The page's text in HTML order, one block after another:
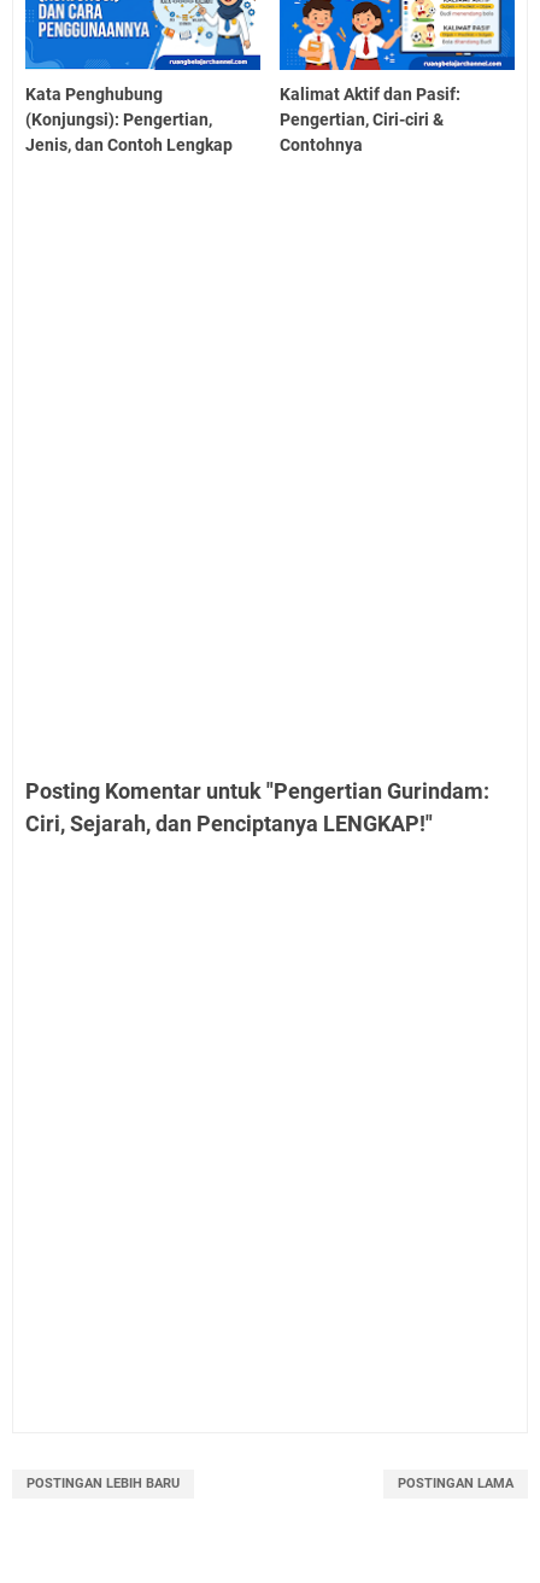
Kata Penghubung
(Konjungsi): Pengertian,
Jenis, dan Contoh Lengkap
Kalimat Aktif dan Pasif:
Pengertian, Ciri-ciri &
Contohnya
Posting Komentar untuk "Pengertian Gurindam:
Ciri, Sejarah, dan Penciptanya LENGKAP!"
POSTINGAN LEBIH BARU POSTINGAN LAMA